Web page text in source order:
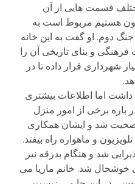
قسمت هایی از آن
هستیم مربوط است به
دوم. او گفت به این خانه
فرهنگی و بنای تاریخی آن را
شهرداری قرار داده تا در
داشت اما اطلاعات بیشتری
باره برخی از امور منزل
صحبت شد و ایشان همکاری
و ماهواره راه بیفتد.
شد و هنگام بدرقه نیز
خوشحال شد. خانم ماریا می